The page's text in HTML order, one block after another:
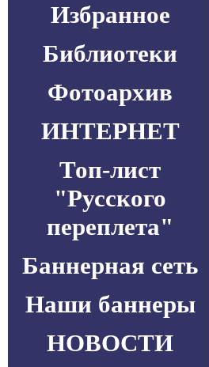
Избранное
Библиотеки
Фотоархив
ИНТЕРНЕТ
Топ-лист
"Русского
переплета"
Баннерная сеть
Наши баннеры
НОВОСТИ